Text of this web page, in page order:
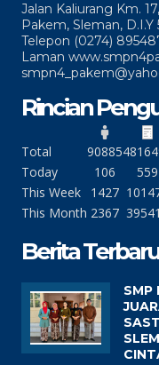
Jalan Kaliurang Km.
Pakem, Sleman, D.I.Y
Telepon (0274)
Laman
Rincian
Total 90885
Today
106
559
This Week
1427
This Month 2367
Berita Terbaru
SMP